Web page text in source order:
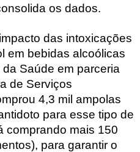
os dados.
das intoxicações
em bebidas alcoólicas
Saúde em parceria
de Serviços
4,3 mil ampolas
para esse tipo de
comprando mais 150
para garantir o